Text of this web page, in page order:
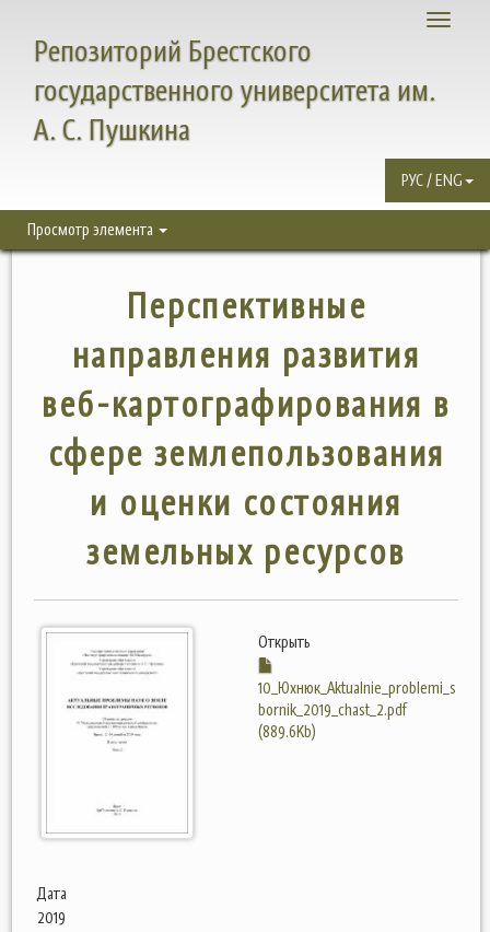
Toggle
Репозиторий Брестского
государственного университета им.
А. С. Пушкина
РУС / ENG
Просмотр элемента
Перспективные
направления развития
веб-картографирования в
сфере землепользования
и оценки состояния
земельных ресурсов
Открыть
10_Юхнюк_Aktualnie_problemi_s
bornik_2019_chast_2.pdf
(889.6Kb)
Дата
2019